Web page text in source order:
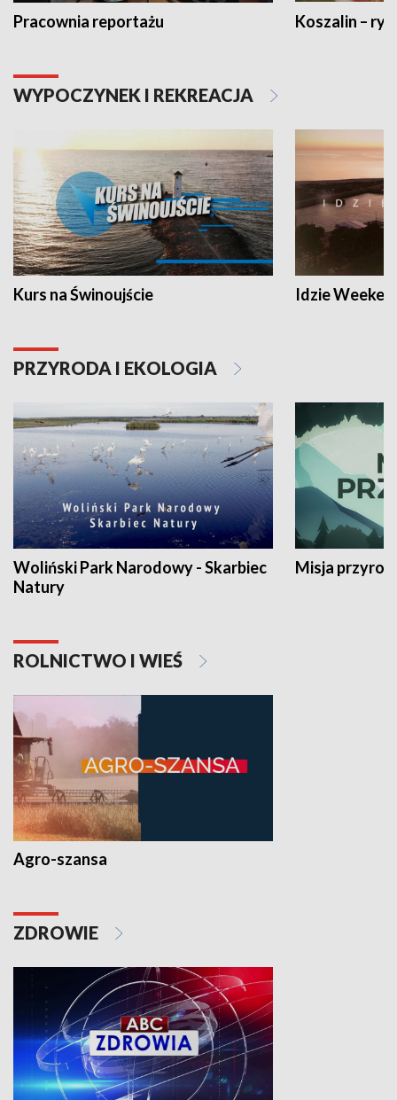
Pracownia reportażu Koszalin –
WYPOCZYNEK I REKREACJA
Kurs na Świnoujście Idzie
PRZYRODA I EKOLOGIA
Woliński Park Narodowy - Skarbiec
Natury
Misja
ROLNICTWO I WIEŚ
Agro-szansa
ZDROWIE